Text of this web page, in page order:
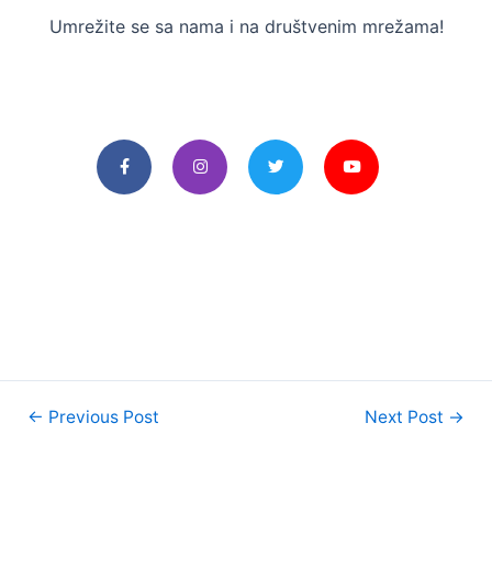
Umrežite se sa nama i na društvenim mrežama!
← Previous Post Next Post →